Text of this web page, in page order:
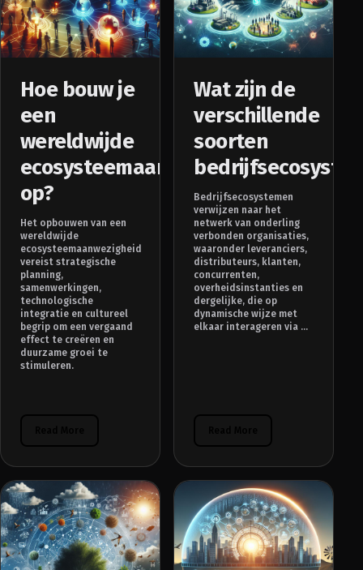
Hoe bouw je
een
wereldwijde
ecosysteemaanwezigheid
op?
Het opbouwen van een
wereldwijde
ecosysteemaanwezigheid
vereist strategische
planning,
samenwerkingen,
technologische
integratie en cultureel
begrip om een vergaand
effect te creëren en
duurzame groei te
stimuleren.
Wat zijn de
verschillende
soorten
Bedrijfsecosystemen
verwijzen naar het
netwerk van onderling
verbonden organisaties,
waaronder leveranciers,
distributeurs, klanten,
concurrenten,
overheidsinstanties en
dergelijke, die op
dynamische wijze met
elkaar interageren via ...